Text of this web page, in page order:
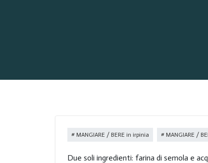
MANGIARE / BERE in irpinia MANGIARE /
Due soli ingredienti: farina di semola e